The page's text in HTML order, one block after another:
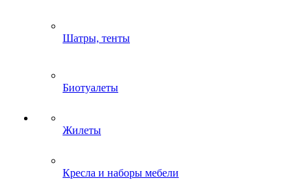
Шатры, тенты
Биотуалеты
Жилеты
Кресла и наборы мебели